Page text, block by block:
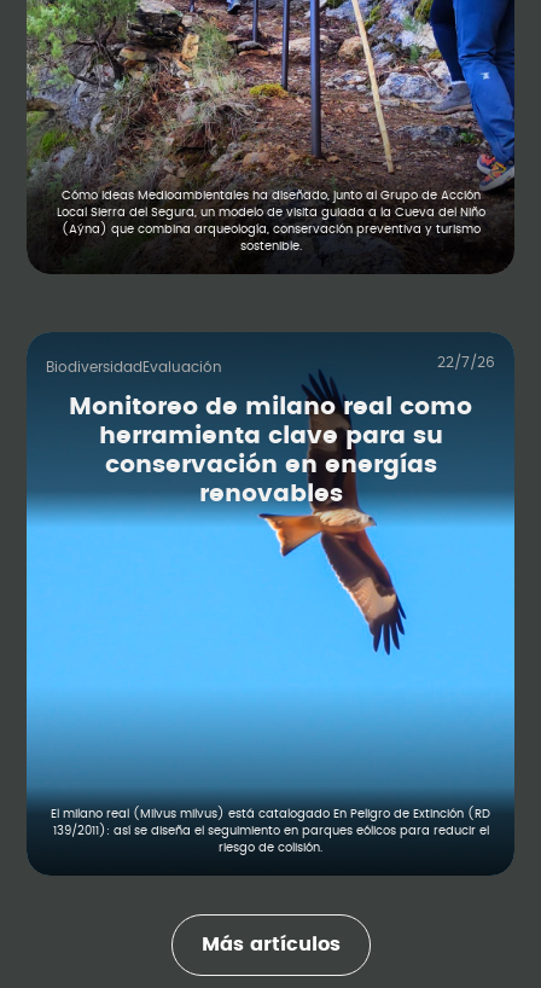
Cómo Ideas Medioambientales ha diseñado, junto al Grupo de Acción
Local Sierra del Segura, un modelo de visita guiada a la Cueva del Niño
(Aýna) que combina arqueología, conservación preventiva y turismo
sostenible.
Biodiversidad Evaluación 22/7/26
Monitoreo de milano real como
herramienta clave para su
conservación en energías
renovables
El milano real (Milvus milvus) está catalogado En Peligro de Extinción (RD
139/2011): así se diseña el seguimiento en parques eólicos para reducir el
riesgo de colisión.
Más artículos